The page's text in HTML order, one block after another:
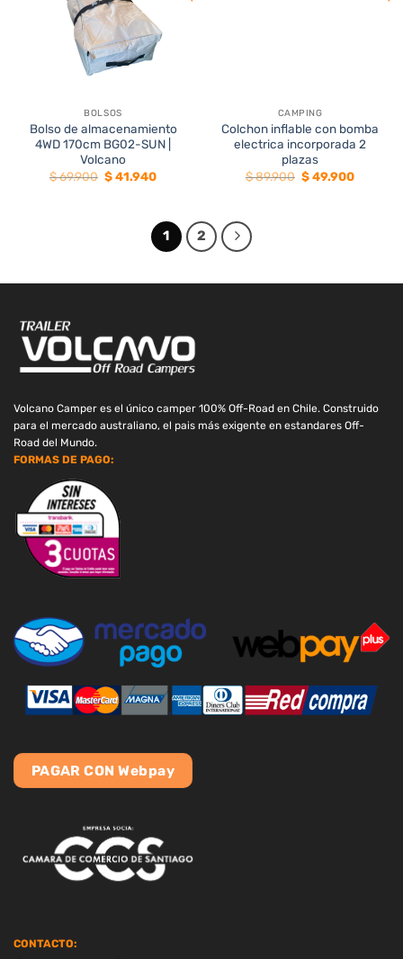
BOLSOS
Bolso de almacenamiento
4WD 170cm BG02-SUN |
Volcano
$69.900 El
precio
$41.940El
$ 41.940.
CAMPING
Colchon inflable con bomba
electrica incorporada 2
plazas
$89.900 El
precio
$49.900El
1 2
Volcano Camper es el único camper 100% Off-Road en Chile. Construido
para el mercado australiano, el pais más exigente en estandares Off-
Road del Mundo.
FORMAS DE PAGO:
PAGAR CON Webpay
CONTACTO: